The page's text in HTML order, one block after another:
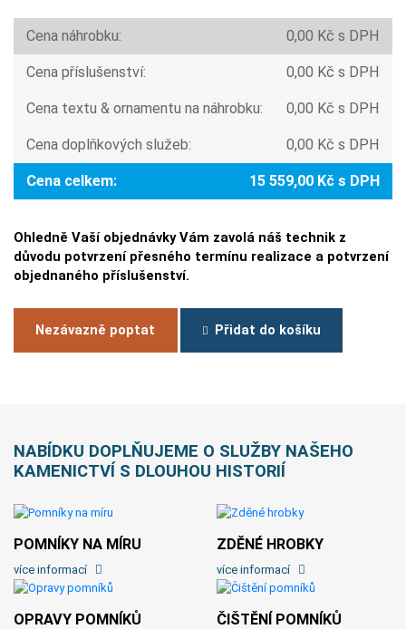
Cena náhrobku: 0,00 Kč s DPH
Cena příslušenství: 0,00 Kč s DPH
Cena textu & ornamentu na náhrobku: 0,00 Kč s DPH
Cena doplňkových služeb: 0,00 Kč s DPH
Cena celkem: 15 559,00 Kč s DPH
Ohledně Vaší objednávky Vám zavolá náš technik z
důvodu potvrzení přesného termínu realizace a potvrzení
objednaného příslušenství.
Nezávazně poptat Přidat do košíku
NABÍDKU DOPLŇUJEME O SLUŽBY NAŠEHO
KAMENICTVÍ S DLOUHOU HISTORIÍ
POMNÍKY NA MÍRU
více informací
ZDĚNÉ HROBKY
více informací
OPRAVY POMNÍKŮ ČIŠTĚNÍ POMNÍKŮ